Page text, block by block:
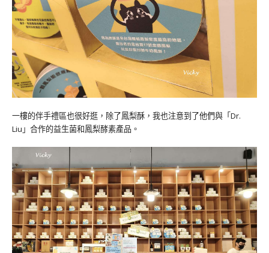
一樓的伴手禮區也很好逛，除了鳳梨酥，我也注意到了他們與「Dr.
Liu」合作的益生菌和鳳梨酵素產品。